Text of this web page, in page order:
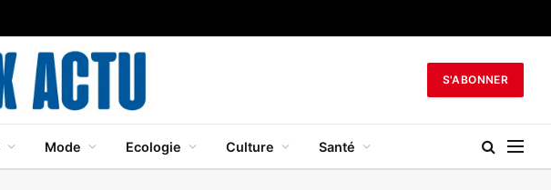
S'ABONNER
Mode Ecologie Culture Santé